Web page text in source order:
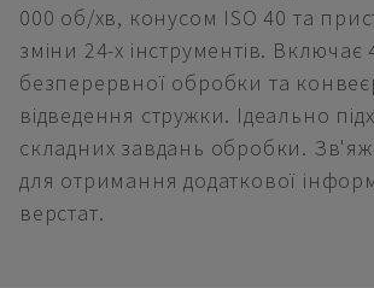
000 об/хв, конусом ISO 40 та
зміни 24-х інструментів. Включає
безперервної обробки та
відведення стружки. Ідеально
складних завдань обробки.
для отримання додаткової
верстат.